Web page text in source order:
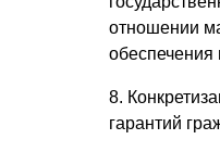
отношении
обеспечения
8.
гарантий